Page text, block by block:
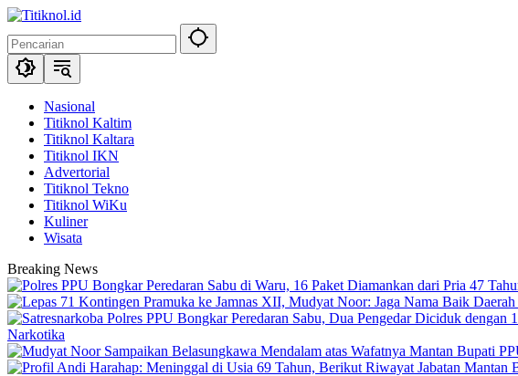
Langsung
konten
Nasional
Titiknol Kaltim
Titiknol Kaltara
Titiknol IKN
Advertorial
Titiknol Tekno
Titiknol WiKu
Kuliner
Wisata
Breaking News
Narkotika